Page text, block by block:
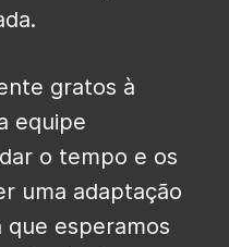
gratos à
equipe
o tempo e os
uma adaptação
esperamos